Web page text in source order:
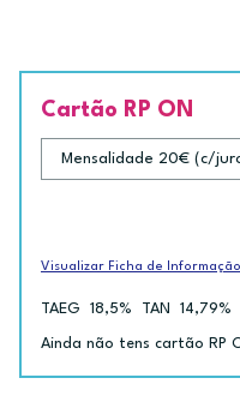
Cartão RP ON
Visualizar Ficha de
TAEG 18,5% TAN 14,79%
Ainda não tens cartão RP